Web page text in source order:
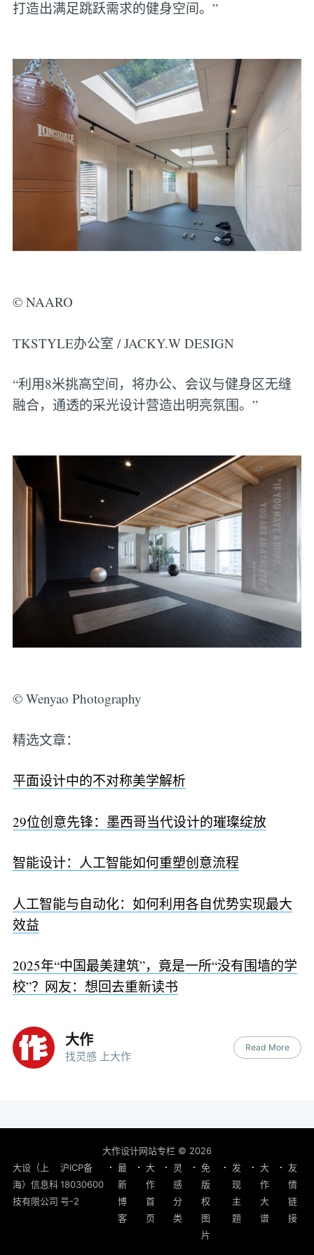
打造出满足跳跃需求的健身空间。”
© NAARO
TKSTYLE办公室 / JACKY.W DESIGN
“利用8米挑高空间，将办公、会议与健身区无缝
融合，通透的采光设计营造出明亮氛围。”
© Wenyao Photography
精选文章：
平面设计中的不对称美学解析
29位创意先锋：墨西哥当代设计的璀璨绽放
智能设计：人工智能如何重塑创意流程
人工智能与自动化：如何利用各自优势实现最大
效益
2025年“中国最美建筑”，竟是一所“没有围墙的学
校”？网友：想回去重新读书
大作
找灵感 上大作
Read More
大作设计网站专栏 © 2026
大设（上
海）信息科
技有限公司
沪ICP备
18030600
号-2
最
新
博
客
大
作
首
页
灵
感
分
类
免
版
权
图
片
发
现
主
题
大
作
大
谱
友
情
链
接